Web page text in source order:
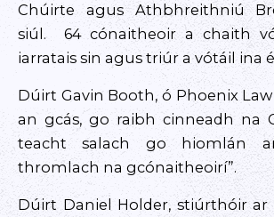
Chúirte agus Athbhreithniú
siúl. 64 cónaitheoir a chaith
iarratais sin agus triúr a vótáil ina
Dúirt Gavin Booth, ó Phoenix
an gcás, go raibh cinneadh na
teacht salach go hiomlán
thromlach na gcónaitheoirí”.
Dúirt Daniel Holder, stiúrthóir ar